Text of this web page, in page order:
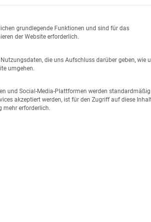
Gruppen, für die eine Einwilligung
grundlegende Funktionen und sind für das
der Website erforderlich.
die uns Aufschluss darüber geben, wie
umgehen.
und Social-Media-Plattformen werden standardmäßig
akzeptiert werden, ist für den Zugriff auf diese
mehr erforderlich.